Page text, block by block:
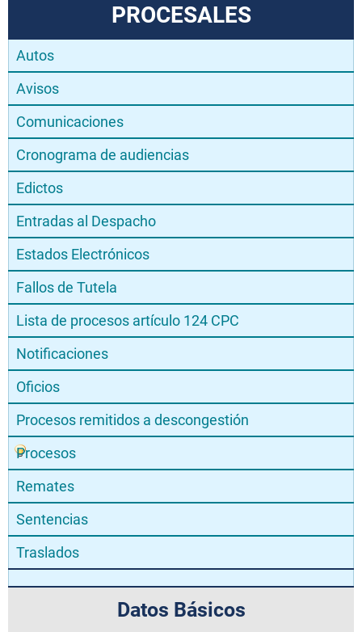
PROCESALES
Autos
Avisos
Comunicaciones
Cronograma de audiencias
Edictos
Entradas al Despacho
Estados Electrónicos
Fallos de Tutela
Lista de procesos artículo 124 CPC
Notificaciones
Oficios
Procesos remitidos a descongestión
Procesos
Remates
Sentencias
Traslados
Datos Básicos